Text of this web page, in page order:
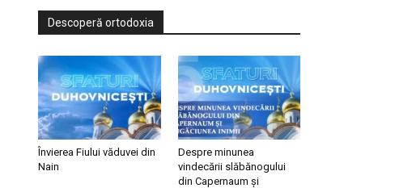
Descoperă ortodoxia
Învierea Fiului văduvei din
Nain
Despre minunea
vindecării slăbănogului
din Capernaum și